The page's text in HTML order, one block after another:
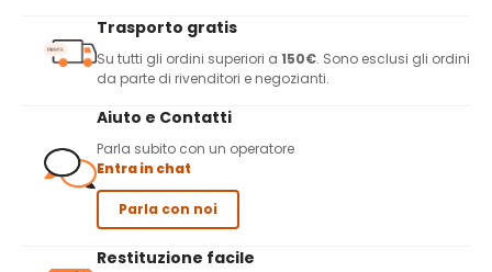
Trasporto gratis
Su tutti gli ordini superiori a 150€. Sono esclusi gli ordini
da parte di rivenditori e negozianti.
Aiuto e Contatti
Parla subito con un operatore
Entra in chat
Parla con noi
Restituzione facile